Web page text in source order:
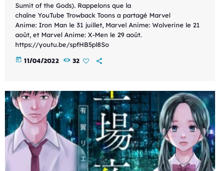
Sumit of the Gods). Rappelons que la
chaîne YouTube Trowback Toons a partagé Marvel
Anime: Iron Man le 31 juillet, Marvel Anime: Wolverine le 21
août, et Marvel Anime: X-Men le 29 août.
https://youtu.be/spfHB5pl8So
today 11/04/2022 32